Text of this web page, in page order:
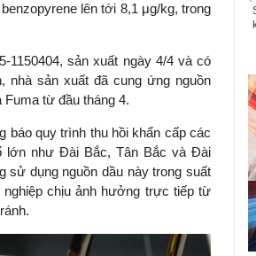
lên tới 8,1 μg/kg, trong
1150404, sản xuất ngày 4/4 và có
nhà sản xuất đã cung ứng nguồn
từ đầu tháng 4.
báo quy trình thu hồi khẩn cấp các
lớn như Đài Bắc, Tân Bắc và Đài
sử dụng nguồn dầu này trong suất
chịu ảnh hưởng trực tiếp từ